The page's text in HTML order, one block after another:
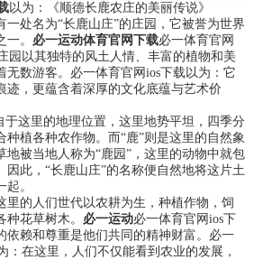
以为：《顺德长鹿农庄的美丽传说》
一处名为“长鹿山庄”的庄园，它被誉为世界
。 必一运动体育官网下载必一体育官网
园以其独特的风土人情、丰富的植物和美
无数游客。必一体育官网ios下载以为：它
迹，更蕴含着深厚的文化底蕴与艺术价
于这里的地理位置，这里地势平坦，四季分
种植各种农作物。而“鹿”则是这里的自然象
地被当地人称为“鹿园”，这里的动物中就包
因此，“长鹿山庄”的名称便自然地将这片土
。
里的人们世代以农耕为生，种植作物，饲
种花草树木。 必一运动必一体育官网ios下
依赖和尊重是他们共同的精神财富。必一
：在这里，人们不仅能看到农业的发展，